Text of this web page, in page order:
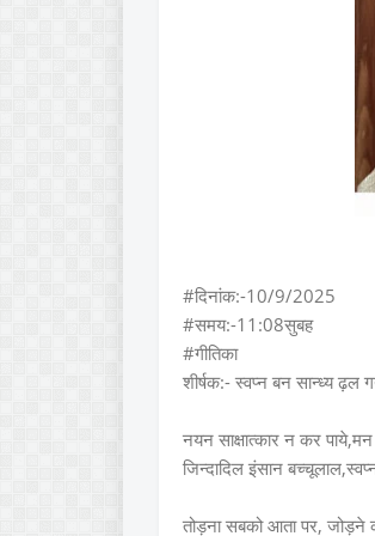
#दिनांक:-10/9/2025
#समय:-11:08सुबह
#गीतिका
शीर्षक:- स्वप्न बन सान्ध्य ढ़ल
नयन साक्षात्कार न कर
जिन्दादिल इंसान
तोड़ना सबको आता पर, जोड़ने